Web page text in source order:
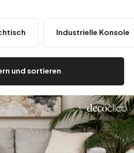
und sortieren
Industrielle Konsole